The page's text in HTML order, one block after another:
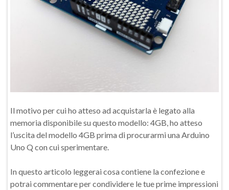
Il motivo per cui ho atteso ad acquistarla è legato alla
memoria disponibile su questo modello: 4GB, ho atteso
l’uscita del modello 4GB prima di procurarmi una Arduino
Uno Q con cui sperimentare.
In questo articolo leggerai cosa contiene la confezione e
potrai commentare per condividere le tue prime impressioni